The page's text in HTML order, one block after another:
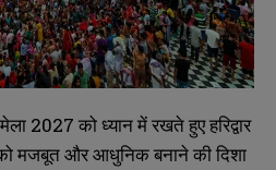
2027 को ध्यान में रखते हुए हरिद्वार
मजबूत और आधुनिक बनाने की दिशा